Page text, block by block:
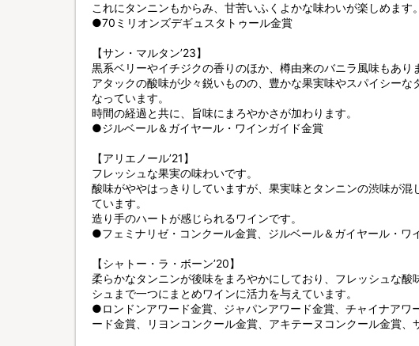
これにタンニンもからみ、甘苦いふくよかな味わいが楽しめます。
●70ミリオンズデギュスタトゥール金賞
【サン・マルタン’23】
黒系ベリーやイチジクの香りのほか、樽由来のバニラ風味もあり
アタックの酸味が少々鋭いものの、豊かな果実味やスパイシーな
なっています。
時間の経過と共に、旨味にまろやかさが加わります。
●ジルベール＆ガイヤール・ワインガイド金賞
【アリエノール’21】
フレッシュな果実の味わいです。
酸味がややはっきりしていますが、果実味とタンニンの渋味が混
ています。
造り手のハートが感じられるワインです。
●フェミナリゼ・コンクール金賞、ジルベール＆ガイヤール・ワ
【シャトー・ラ・ボーン’20】
柔らかなタンニンが後味をまろやかにしており、フレッシュな酸
シュまで一つにまとめワインに活力を与えています。
●ロンドンアワード金賞、ジャパンアワード金賞、チャイナアワ
ード金賞、リヨンコンクール金賞、アキテーヌコンクール金賞、